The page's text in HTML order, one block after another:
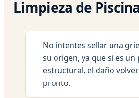
Limpieza de
No intentes sellar una
su origen, ya que si es un
estructural, el daño
pronto.